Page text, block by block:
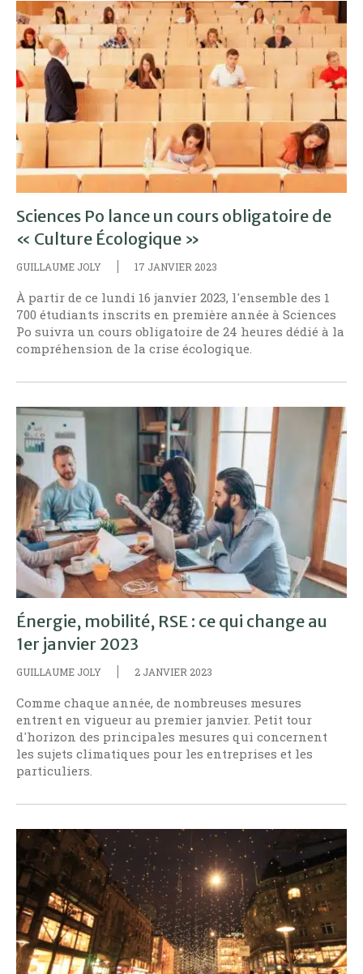
Sciences Po lance un cours obligatoire de
« Culture Écologique »
GUILLAUME JOLY 17 JANVIER 2023
À partir de ce lundi 16 janvier 2023, l'ensemble des 1
700 étudiants inscrits en première année à Sciences
Po suivra un cours obligatoire de 24 heures dédié à la
compréhension de la crise écologique.
Énergie, mobilité, RSE : ce qui change au
1er janvier 2023
GUILLAUME JOLY 2 JANVIER 2023
Comme chaque année, de nombreuses mesures
entrent en vigueur au premier janvier. Petit tour
d'horizon des principales mesures qui concernent
les sujets climatiques pour les entreprises et les
particuliers.